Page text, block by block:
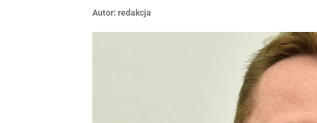
Autor: redakcja